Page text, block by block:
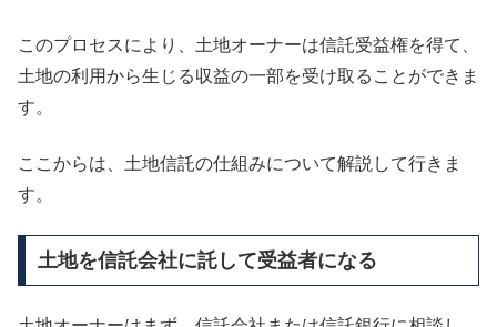
このプロセスにより、土地オーナーは信託受益権を得て、
土地の利用から生じる収益の一部を受け取ることができま
す。
ここからは、土地信託の仕組みについて解説して行きま
す。
土地を信託会社に託して受益者になる